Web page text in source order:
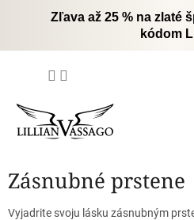
Zľava až 25 % na zlaté
kódom
Zásnubné prstene
Vyjadrite svoju lásku zásnubným